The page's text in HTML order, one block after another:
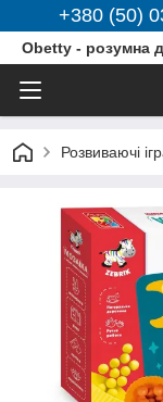
+380 (50)
Obetty - розумна
Розвиваючі